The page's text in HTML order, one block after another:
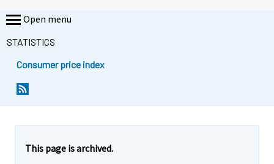
Open menu
STATISTICS
Consumer price index
This page is archived.